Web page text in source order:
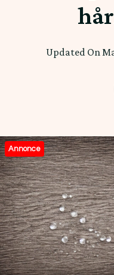
Updated On
Annonce